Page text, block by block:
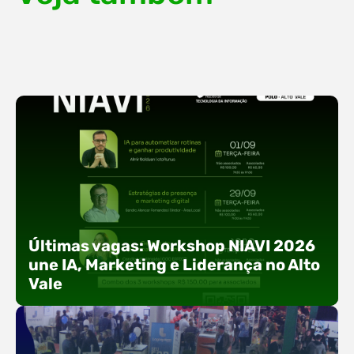
Últimas vagas: Workshop NIAVI 2026
une IA, Marketing e Liderança no Alto
Vale